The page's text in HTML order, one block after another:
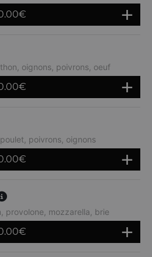
€
oignons, poivrons, oeuf
€
poivrons, oignons
€
provolone, mozzarella, brie
€